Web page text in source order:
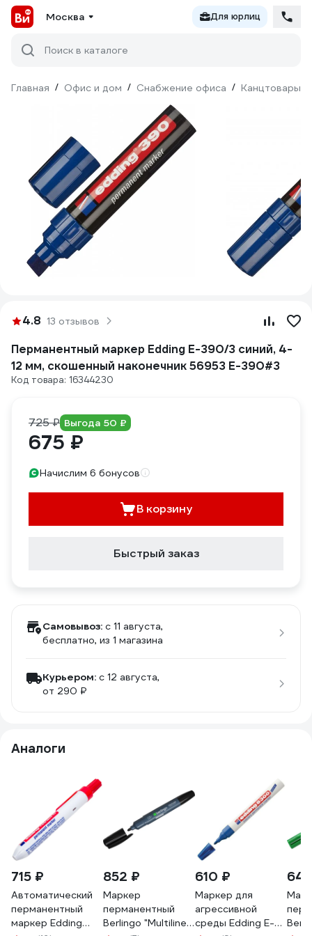
Москва Для юрлиц
Поиск в каталоге
Главная / Офис и дом / Снабжение офиса / Канцтовары
4.8 13 отзывов
Перманентный маркер Edding E-390/3 синий, 4-
12 мм, скошенный наконечник 56953 E-390#3
Код товара: 16344230
725 ₽ Выгода 50 ₽
675 ₽
Начислим 6 бонусов
В корзину
Быстрый заказ
Самовывоз: c 11 августа,
бесплатно, из 1 магазина
Курьером: c 12 августа,
от 290 ₽
Аналоги
715 ₽
Автоматический
перманентный
маркер Edding
852 ₽
Маркер
перманентный
Berlingo "Multiline
610 ₽
Маркер для
агрессивной
среды Edding E-